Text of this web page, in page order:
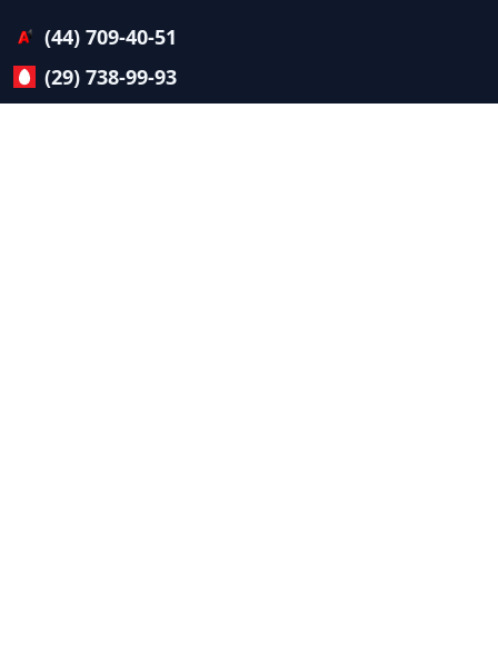
(44) 709-40-51
(29) 738-99-93